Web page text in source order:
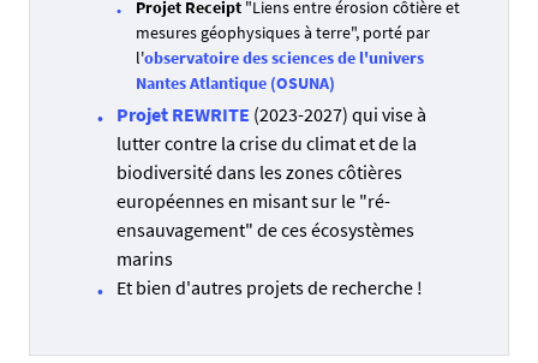
Projet Receipt "Liens entre érosion côtière et
mesures géophysiques à terre", porté par
l'observatoire des sciences de l'univers
Nantes Atlantique (OSUNA)
Projet REWRITE (2023-2027) qui vise à
lutter contre la crise du climat et de la
biodiversité dans les zones côtières
européennes en misant sur le "ré-
ensauvagement" de ces écosystèmes
marins
Et bien d'autres projets de recherche !